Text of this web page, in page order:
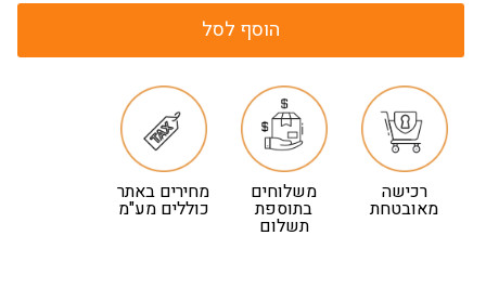
הוסף לסל
רכישה
מאובטחת
משלוחים
בתוספת
תשלום
מחירים באתר
כוללים מע"מ